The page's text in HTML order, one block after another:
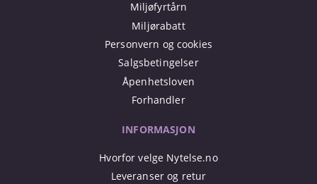
Miljøfyrtårn
Miljørabatt
Personvern og cookies
Salgsbetingelser
Åpenhetsloven
Forhandler
INFORMASJON
Hvorfor velge Nytelse.no
Leveranser og retur